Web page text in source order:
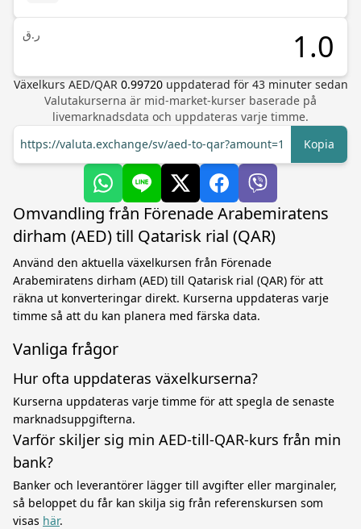
ر.ق
Växelkurs AED/QAR 0.99720 uppdaterad för 43minuter sedan
Valutakurserna är mid-market-kurser baserade på
livemarknadsdata och uppdateras varje timme.
https://valuta.exchange/sv/aed-to-qar?amount=1
Kopia
Omvandling från Förenade Arabemiratens
dirham (AED) till Qatarisk rial (QAR)
Använd den aktuella växelkursen från Förenade
Arabemiratens dirham (AED) till Qatarisk rial (QAR) för att
räkna ut konverteringar direkt. Kurserna uppdateras varje
timme så att du kan planera med färska data.
Vanliga frågor
Hur ofta uppdateras växelkurserna?
Kurserna uppdateras varje timme för att spegla de senaste
marknadsuppgifterna.
Varför skiljer sig min AED-till-QAR-kurs från min
bank?
Banker och leverantörer lägger till avgifter eller marginaler,
så beloppet du får kan skilja sig från referenskursen som
visas här.